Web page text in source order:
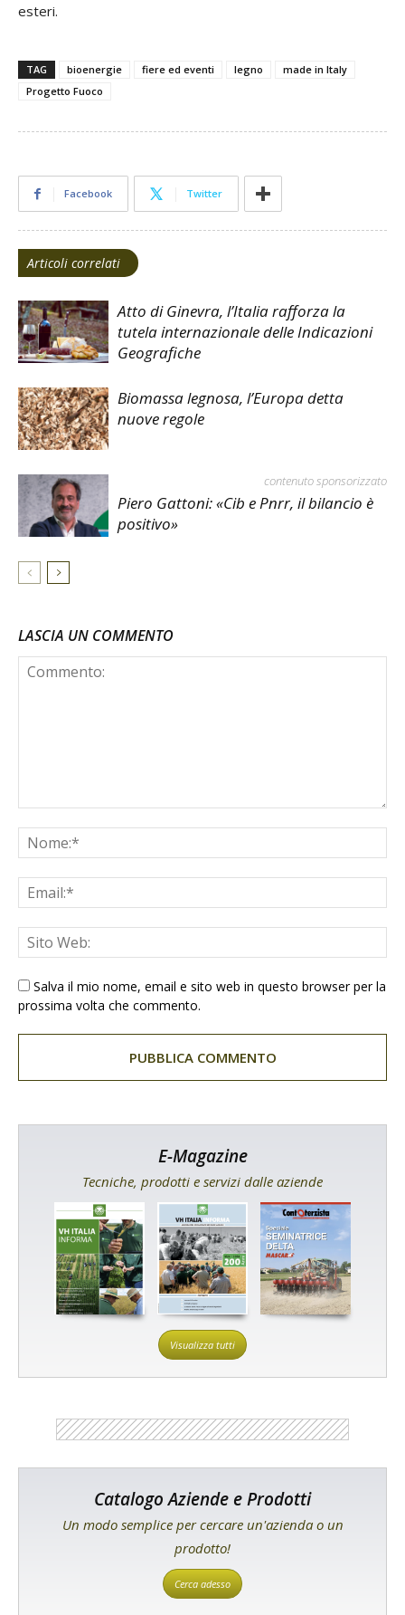
esteri.
TAG bioenergie fiere ed eventi legno
made in Italy
Progetto Fuoco
Facebook Twitter
Articoli correlati
Atto di Ginevra, l’Italia rafforza la
tutela internazionale delle Indicazioni
Geografiche
Biomassa legnosa, l’Europa detta
nuove regole
contenuto sponsorizzato
Piero Gattoni: «Cib e Pnrr, il bilancio è
positivo»
LASCIA UN COMMENTO
Salva il mio nome, email e sito web in questo browser per la
prossima volta che commento.
E-Magazine
Tecniche, prodotti e servizi dalle aziende
Visualizza tutti
Catalogo Aziende e Prodotti
Un modo semplice per cercare un'azienda o un
prodotto!
Cerca adesso